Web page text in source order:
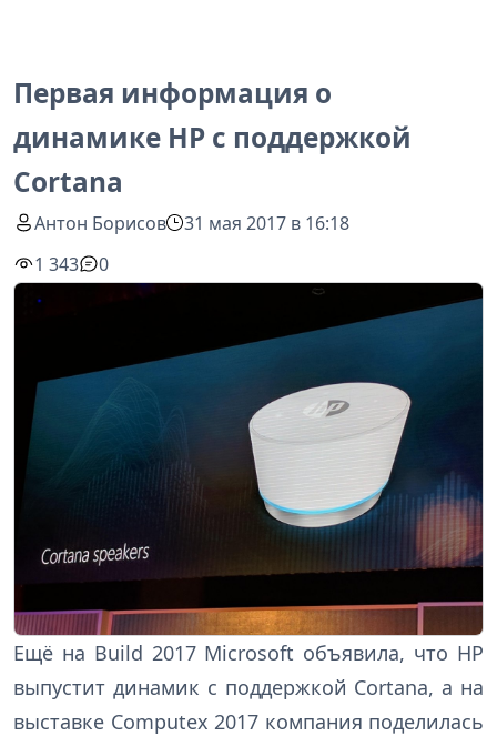
Первая информация о
динамике HP с поддержкой
Cortana
Антон Борисов
31 мая 2017 в 16:18
1 343
0
Ещё на Build 2017 Microsoft объявила, что HP
выпустит динамик с поддержкой Cortana, а на
выставке Computex 2017 компания поделилась